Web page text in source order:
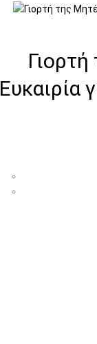
Ευκαιρία